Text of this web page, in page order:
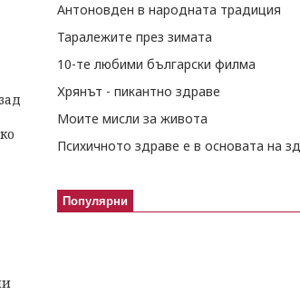
Антоновден в народната традиция
Таралежите през зимата
10-те любими български филма
Хрянът - пикантно здраве
Моите мисли за живота
Популярни